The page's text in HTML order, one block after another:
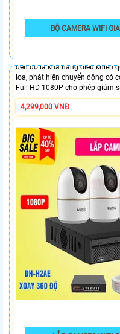
BỘ CAMERA WIFI
4,299,000 VNĐ
phẩm mới được ra mắt đem lại
đến đó là khả năng điều khiển
loa, phát hiện chuyển động có
Full HD 1080P cho phép giám